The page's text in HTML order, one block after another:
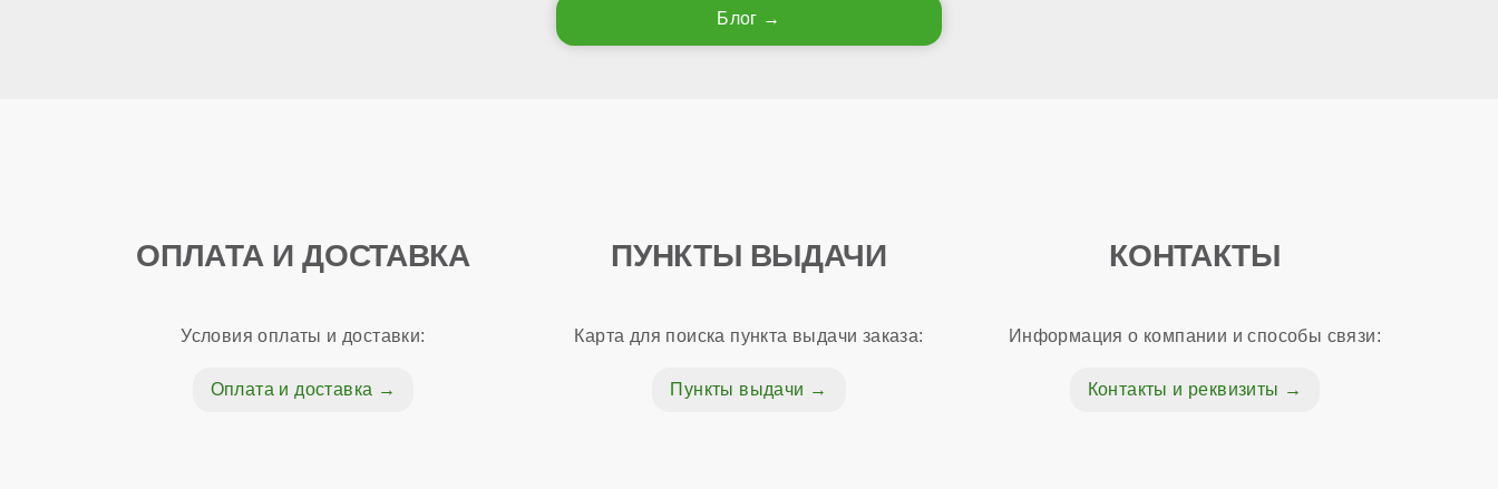
Блог
ОПЛАТА И ДОСТАВКА
Условия оплаты и доставки:
Оплата и доставка
ПУНКТЫ ВЫДАЧИ
Карта для поиска пункта выдачи заказа:
Пункты выдачи
КОНТАКТЫ
Информация о компании и способы связи:
Контакты и реквизиты